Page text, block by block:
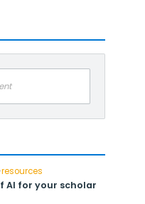
resources
AI for your scholar